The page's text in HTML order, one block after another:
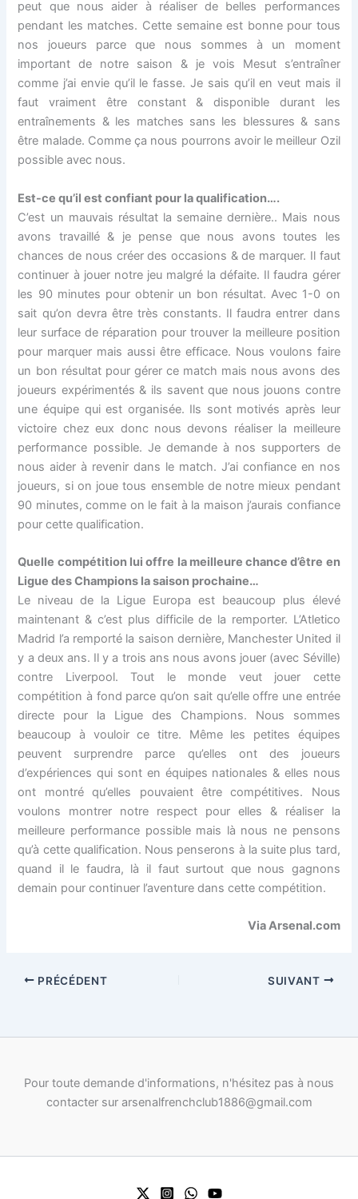
peut que nous aider à réaliser de belles performances
pendant les matches. Cette semaine est bonne pour tous
nos joueurs parce que nous sommes à un moment
important de notre saison & je vois Mesut s’entraîner
comme j’ai envie qu’il le fasse. Je sais qu’il en veut mais il
faut vraiment être constant & disponible durant les
entraînements & les matches sans les blessures & sans
être malade. Comme ça nous pourrons avoir le meilleur Ozil
possible avec nous.
Est-ce qu’il est confiant pour la qualification….
C’est un mauvais résultat la semaine dernière.. Mais nous
avons travaillé & je pense que nous avons toutes les
chances de nous créer des occasions & de marquer. Il faut
continuer à jouer notre jeu malgré la défaite. Il faudra gérer
les 90 minutes pour obtenir un bon résultat. Avec 1-0 on
sait qu’on devra être très constants. Il faudra entrer dans
leur surface de réparation pour trouver la meilleure position
pour marquer mais aussi être efficace. Nous voulons faire
un bon résultat pour gérer ce match mais nous avons des
joueurs expérimentés & ils savent que nous jouons contre
une équipe qui est organisée. Ils sont motivés après leur
victoire chez eux donc nous devons réaliser la meilleure
performance possible. Je demande à nos supporters de
nous aider à revenir dans le match. J’ai confiance en nos
joueurs, si on joue tous ensemble de notre mieux pendant
90 minutes, comme on le fait à la maison j’aurais confiance
pour cette qualification.
Quelle compétition lui offre la meilleure chance d’être en
Ligue des Champions la saison prochaine…
Le niveau de la Ligue Europa est beaucoup plus élevé
maintenant & c’est plus difficile de la remporter. L’Atletico
Madrid l’a remporté la saison dernière, Manchester United il
y a deux ans. Il y a trois ans nous avons jouer (avec Séville)
contre Liverpool. Tout le monde veut jouer cette
compétition à fond parce qu’on sait qu’elle offre une entrée
directe pour la Ligue des Champions. Nous sommes
beaucoup à vouloir ce titre. Même les petites équipes
peuvent surprendre parce qu’elles ont des joueurs
d’expériences qui sont en équipes nationales & elles nous
ont montré qu’elles pouvaient être compétitives. Nous
voulons montrer notre respect pour elles & réaliser la
meilleure performance possible mais là nous ne pensons
qu’à cette qualification. Nous penserons à la suite plus tard,
quand il le faudra, là il faut surtout que nous gagnons
demain pour continuer l’aventure dans cette compétition.
Via Arsenal.com
PRÉCÉDENT SUIVANT
Pour toute demande d'informations, n'hésitez pas à nous
contacter sur arsenalfrenchclub1886@gmail.com